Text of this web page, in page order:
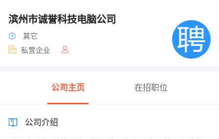
滨州市诚誉科技电脑公司
其它
私营企业
公司主页 在招职位
公司介绍